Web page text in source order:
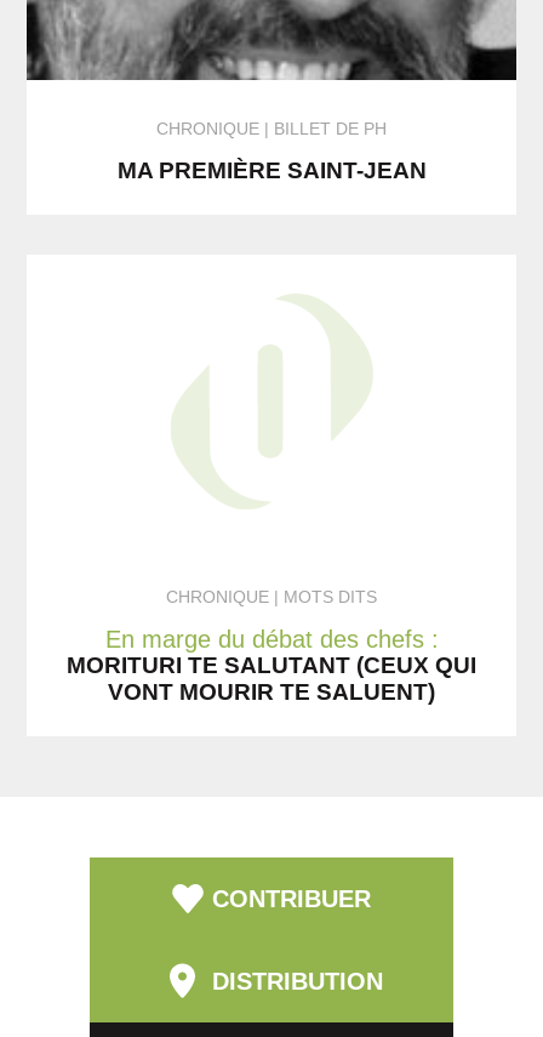
CHRONIQUE BILLET DE PH
MA PREMIÈRE SAINT-JEAN
CHRONIQUE MOTS DITS
En marge du débat des chefs :
MORITURI TE SALUTANT (CEUX QUI
VONT MOURIR TE SALUENT)
CONTRIBUER
DISTRIBUTION